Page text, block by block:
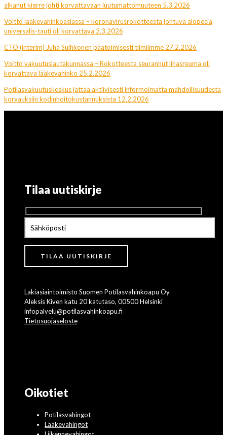
alkanut kierre johti korvattavaan luutumattomuuteen 5.3.2026
Voitto lääkevahinkoasiassa – koronavirusrokotteesta johtuva alopecia
universalis-tauti oli korvattava 2.3.2026
CTO (interim) Juha Suihkonen päätoimisesti tiimiimme 27.2.2026
Voitto vakuutuslautakunnassa – Rokotteesta seurannut lihasreuma oli
korvattava lääkevahinko 25.2.2026
Potilasvakuutuskeskus jättää aktiivisesti informoimatta mahdollisuudesta
korvauksiin kodinhoitokustannuksista 12.2.2026
Tilaa uutiskirje
Lakiasiaintoimisto Suomen Potilasvahinkoapu Oy
Aleksis Kiven katu 20 katutaso, 00500 Helsinki
infopalvelu@potilasvahinkoapu.fi
Tietosuojaseloste
Oikotiet
Potilasvahingot
Lääkevahingot